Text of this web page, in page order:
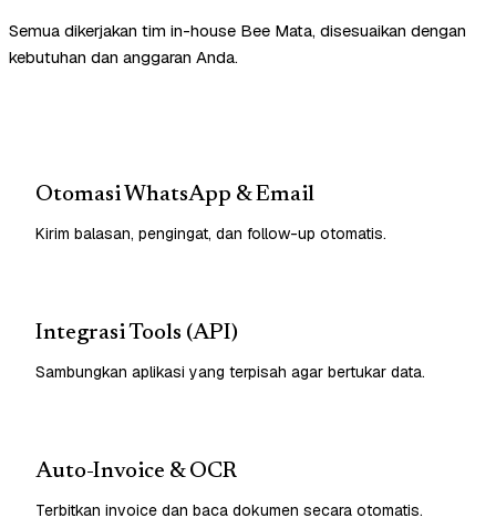
Semua dikerjakan tim in-house Bee Mata, disesuaikan dengan
kebutuhan dan anggaran Anda.
Otomasi WhatsApp & Email
Kirim balasan, pengingat, dan follow-up otomatis.
Integrasi Tools (API)
Sambungkan aplikasi yang terpisah agar bertukar data.
Auto-Invoice & OCR
Terbitkan invoice dan baca dokumen secara otomatis.